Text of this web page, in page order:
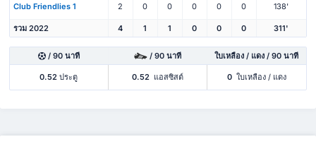
Club Friendlies 1 2 0 0 0 0 0 138'
รวม 2022 4 1 1 0 0 0 311'
/ 90 นาที / 90 นาที ใบเหลือง / แดง / 90 นาที
0.52 ประตู 0.52 แอสซิสต์ 0 ใบเหลือง / แดง